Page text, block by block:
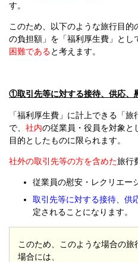
す。
このため、以下のような旅行目的
の負担額」を「福利厚生費」とし
困難であると考えます。
①取引先等に対する接待、供応、
「福利厚生費」に計上できる「
で、 社内の従業員・役員を対象と
目的としたものに限られます。
社外の取引先等の方を含めた旅行
従業員の慰安・レクリエー
取引先等に対する接待、供
定されることになります。
このため、このような場合の
場合には、